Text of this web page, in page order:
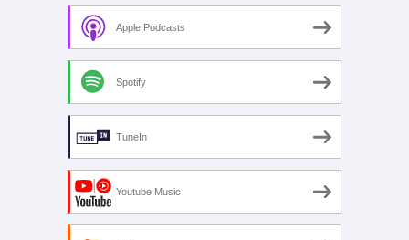
Apple Podcasts
Spotify
TuneIn
Youtube Music